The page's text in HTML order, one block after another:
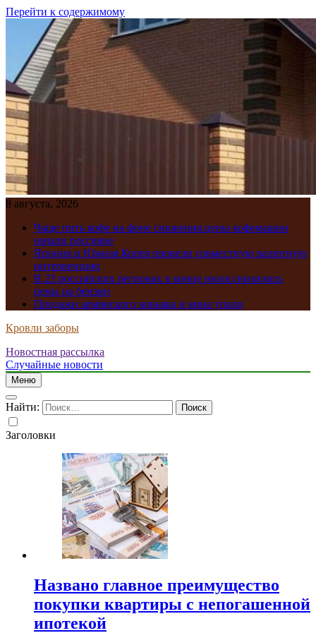
Перейти к содержимому
8 августа, 2026
Чаще пить кофе на фоне снижения цены кофемашин
начали россияне
Япония и Южная Корея провели совместную валютную
интервенцию
В 23 российских регионах в конце июля снизились
цены на бензин
Продажи армянского коньяка и вина упали
Кровли заборы
Новостная рассылка
Случайные новости
Меню
Найти:
Заголовки
Названо главное преимущество
покупки квартиры с непогашенной
ипотекой